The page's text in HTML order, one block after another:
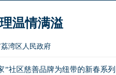
温情满溢
荔湾区人民政府
”社区慈善品牌为纽带的新春系列